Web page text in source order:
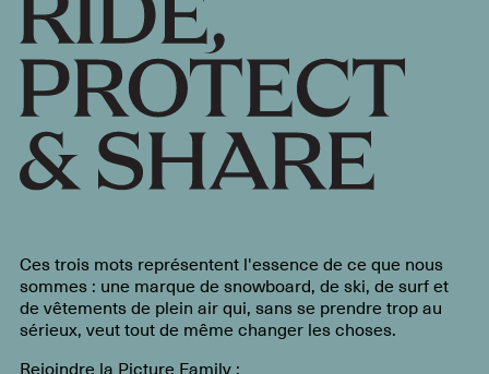
Ces trois mots représentent l'essence de ce que nous
sommes : une marque de snowboard, de ski, de surf et
de vêtements de plein air qui, sans se prendre trop au
sérieux, veut tout de même changer les choses.
Rejoindre la Picture Family :